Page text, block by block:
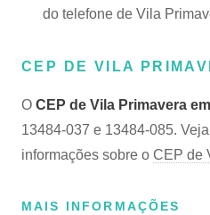
do telefone de Vila
CEP DE VILA
O CEP de Vila Primavera
13484-037 e 13484-085.
informações sobre o CEP de
MAIS INFORMAÇÕES